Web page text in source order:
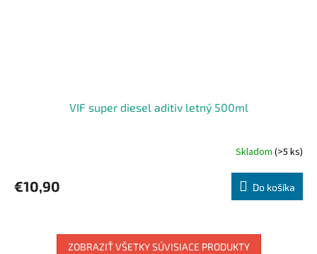
VIF super diesel aditiv letný 500ml
Skladom (>5 ks)
€10,90 Do košíka
ZOBRAZIŤ VŠETKY SÚVISIACE PRODUKTY